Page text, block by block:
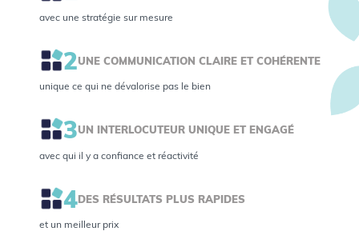
avec une stratégie sur mesure
2UNE COMMUNICATION CLAIRE ET COHÉRENTE
unique ce qui ne dévalorise pas le bien
3UN INTERLOCUTEUR UNIQUE ET ENGAGÉ
avec qui il y a confiance et réactivité
4DES RÉSULTATS PLUS RAPIDES
et un meilleur prix